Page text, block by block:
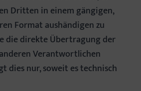
Dritten in einem gängigen,
Format aushändigen zu
die direkte Übertragung der
Verantwortlichen
dies nur, soweit es technisch